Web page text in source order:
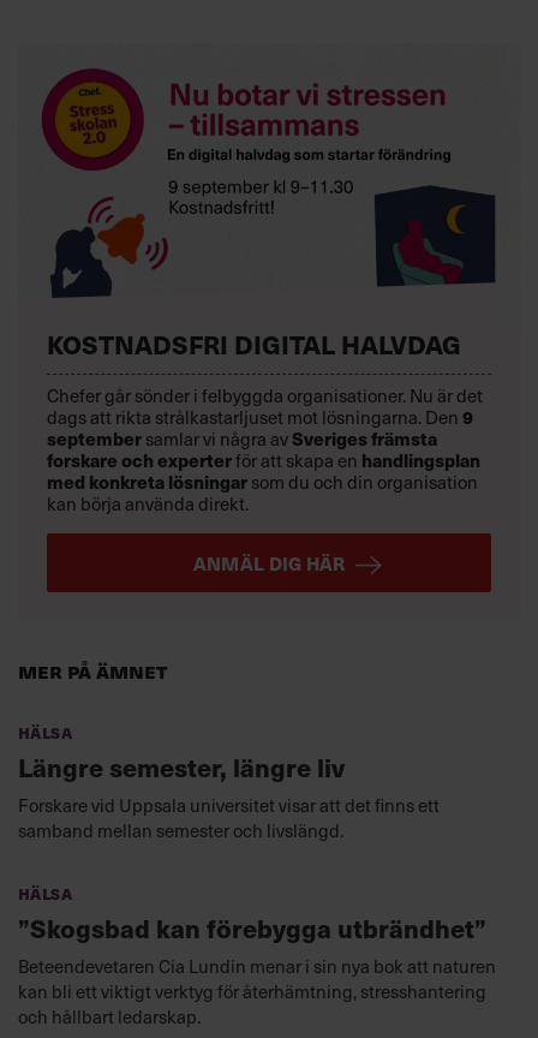
Mer på ämnet
Hälsa
Längre semester, längre liv
Forskare vid Uppsala universitet visar att det finns ett
samband mellan semester och livslängd.
Hälsa
”Skogsbad kan förebygga utbrändhet”
Beteendevetaren Cia Lundin menar i sin nya bok att naturen
kan bli ett viktigt verktyg för återhämtning, stresshantering
och hållbart ledarskap.
KOSTNADSFRI DIGITAL HALVDAG
Chefer går sönder i felbyggda organisationer. Nu är det
dags att rikta strålkastarljuset mot lösningarna. Den 9
september samlar vi några av Sveriges främsta
forskare och experterför att skapa en handlingsplan
med konkreta lösningar som du och din organisation
kan börja använda direkt.
ANMÄL DIG HÄR